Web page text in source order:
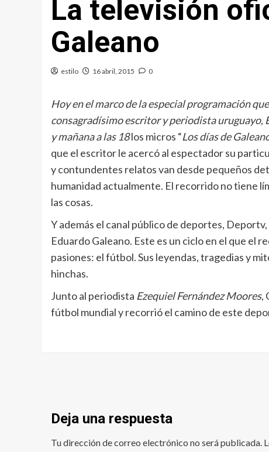
La televisión
Galeano
estilo 16 abril, 2015 0
Hoy en el marco de la especial programación
consagradísimo escritor y periodista uruguayo,
y mañana a las 18los micros “Los días de
que el escritor le acercó al espectador su
y contundentes relatos van desde pequeños
humanidad actualmente. El recorrido no tiene
las cosas.
Y además el canal público de deportes,
Eduardo Galeano. Este es un ciclo en el que el
pasiones: el fútbol. Sus leyendas, tragedias y
hinchas.
Junto al periodista Ezequiel Fernández Moores,
fútbol mundial y recorrió el camino de este
Deja una respuesta
Tu dirección de correo electrónico no será publicada.